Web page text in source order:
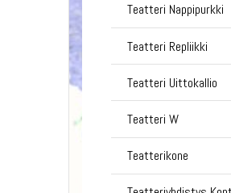
Teatteri Nappipurkki
Teatteri Repliikki
Teatteri Uittokallio
Teatteri W
Teatterikone